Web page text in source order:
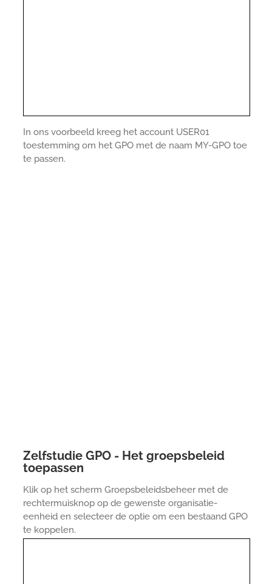
In ons voorbeeld kreeg het account USER01
toestemming om het GPO met de naam MY-GPO toe
te passen.
Zelfstudie GPO - Het groepsbeleid
toepassen
Klik op het scherm Groepsbeleidsbeheer met de
rechtermuisknop op de gewenste organisatie-
eenheid en selecteer de optie om een bestaand GPO
te koppelen.